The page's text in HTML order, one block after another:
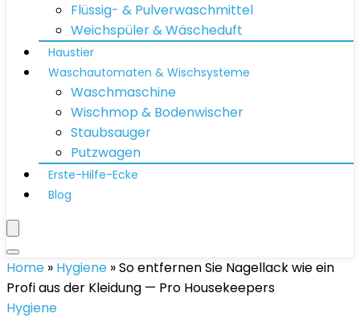
Flüssig- & Pulverwaschmittel
Weichspüler & Wäscheduft
Haustier
Waschautomaten & Wischsysteme
Waschmaschine
Wischmop & Bodenwischer
Staubsauger
Putzwagen
Erste-Hilfe-Ecke
Blog
Home » Hygiene »So entfernen Sie Nagellack wie ein
Profi aus der Kleidung — Pro Housekeepers
Hygiene